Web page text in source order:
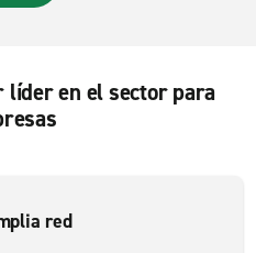
en el sector para
red